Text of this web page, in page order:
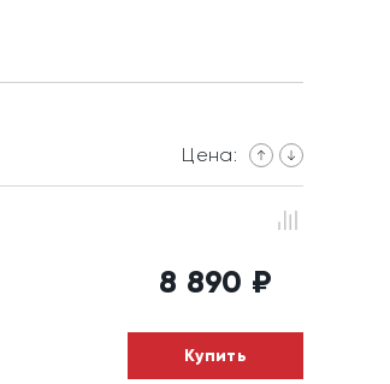
Цена:
8 890 ₽
Купить